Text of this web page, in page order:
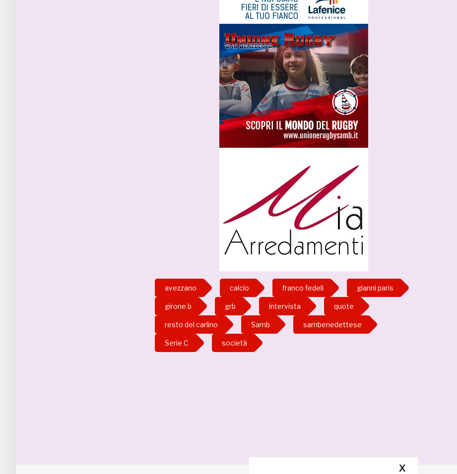
avezzano calcio franco fedeli gianni paris
girone b grb intervista quote
resto del carlino Samb sambenedettese
Serie C società
X